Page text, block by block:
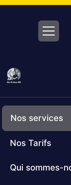
Nos services
Nos Tarifs
Qui sommes-